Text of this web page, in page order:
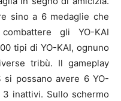
sino a 6 medaglie che
gli YO-KAI
tipi di YO-KAI, ognuno
tribù. Il gameplay
possano avere 6 YO-
inattivi. Sullo schermo